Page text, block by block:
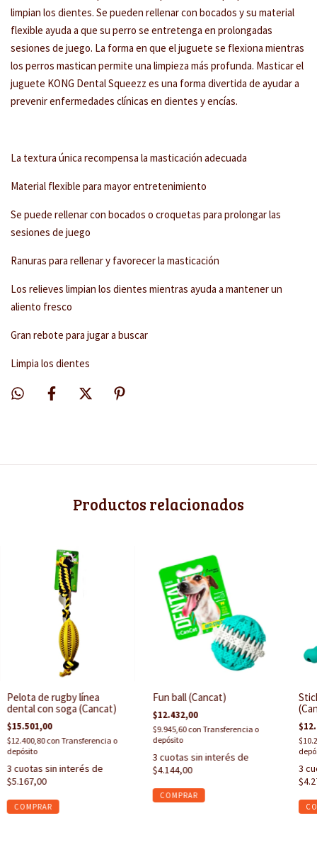
limpian los dientes. Se pueden rellenar con bocados y su material
flexible ayuda a que su perro se entretenga en prolongadas
sesiones de juego. La forma en que el juguete se flexiona mientras
los perros mastican permite una limpieza más profunda. Masticar el
juguete KONG Dental Squeezz es una forma divertida de ayudar a
prevenir enfermedades clínicas en dientes y encías.
La textura única recompensa la masticación adecuada
Material flexible para mayor entretenimiento
Se puede rellenar con bocados o croquetas para prolongar las
sesiones de juego
Ranuras para rellenar y favorecer la masticación
Los relieves limpian los dientes mientras ayuda a mantener un
aliento fresco
Gran rebote para jugar a buscar
Limpia los dientes
Productos relacionados
Pelota de rugby línea
dental con soga (Cancat)
$15.501,00
$12.400,80conTransferencia o
depósito
3 cuotas sin interés de
$5.167,00
Fun ball (Cancat)
$12.432,00
$9.945,60conTransferencia o
depósito
3 cuotas sin interés de
$4.144,00
3